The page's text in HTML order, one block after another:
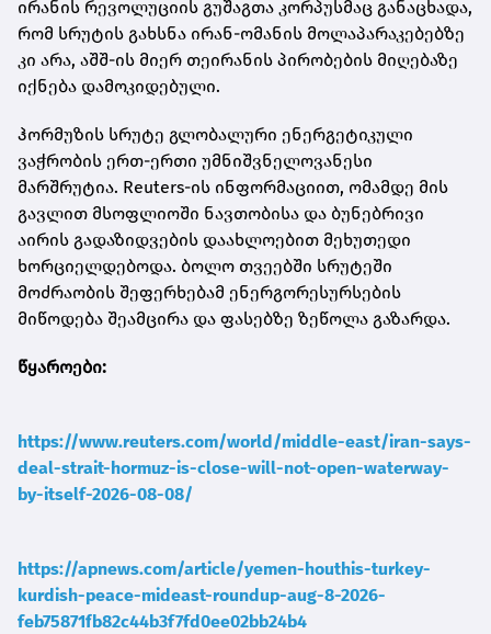
ირანის რევოლუციის გუშაგთა კორპუსმაც განაცხადა,
რომ სრუტის გახსნა ირან-ომანის მოლაპარაკებებზე
კი არა, აშშ-ის მიერ თეირანის პირობების მიღებაზე
იქნება დამოკიდებული.
ჰორმუზის სრუტე გლობალური ენერგეტიკული
ვაჭრობის ერთ-ერთი უმნიშვნელოვანესი
მარშრუტია. Reuters-ის ინფორმაციით, ომამდე მის
გავლით მსოფლიოში ნავთობისა და ბუნებრივი
აირის გადაზიდვების დაახლოებით მეხუთედი
ხორციელდებოდა. ბოლო თვეებში სრუტეში
მოძრაობის შეფერხებამ ენერგორესურსების
მიწოდება შეამცირა და ფასებზე ზეწოლა გაზარდა.
წყაროები:
https://www.reuters.com/world/middle-east/iran-says-
deal-strait-hormuz-is-close-will-not-open-waterway-
by-itself-2026-08-08/
https://apnews.com/article/yemen-houthis-turkey-
kurdish-peace-mideast-roundup-aug-8-2026-
feb75871fb82c44b3f7fd0ee02bb24b4